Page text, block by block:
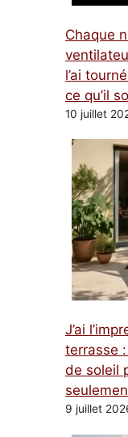
Chaque
l’ai
ce qu’il
10 juillet
J’ai
terrasse
de soleil
9 juillet